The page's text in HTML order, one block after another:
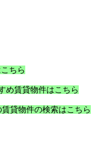
ちら
め賃貸物件はこちら
貸物件の検索はこちら